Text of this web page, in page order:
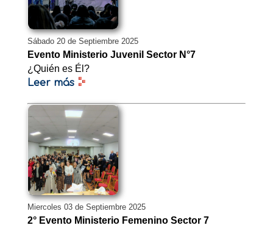
Sábado 20 de Septiembre 2025
Evento Ministerio Juvenil Sector N°7
¿Quién es Él?
Leer más
Miercoles 03 de Septiembre 2025
2° Evento Ministerio Femenino Sector 7